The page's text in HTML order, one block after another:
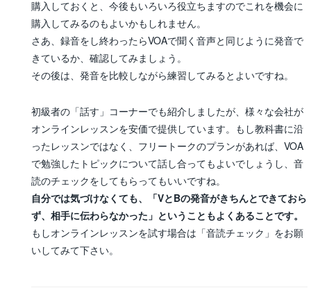
購入しておくと、今後もいろいろ役立ちますのでこれを機会に
購入してみるのもよいかもしれません。
さあ、録音をし終わったらVOAで聞く音声と同じように発音で
きているか、確認してみましょう。
その後は、発音を比較しながら練習してみるとよいですね。
初級者の「話す」コーナーでも紹介しましたが、様々な会社が
オンラインレッスンを安価で提供しています。もし教科書に沿
ったレッスンではなく、フリートークのプランがあれば、VOA
で勉強したトピックについて話し合ってもよいでしょうし、音
読のチェックをしてもらってもいいですね。
自分では気づけなくても、「VとBの発音がきちんとできておら
ず、相手に伝わらなかった」ということもよくあることです。
もしオンラインレッスンを試す場合は「音読チェック」をお願
いしてみて下さい。